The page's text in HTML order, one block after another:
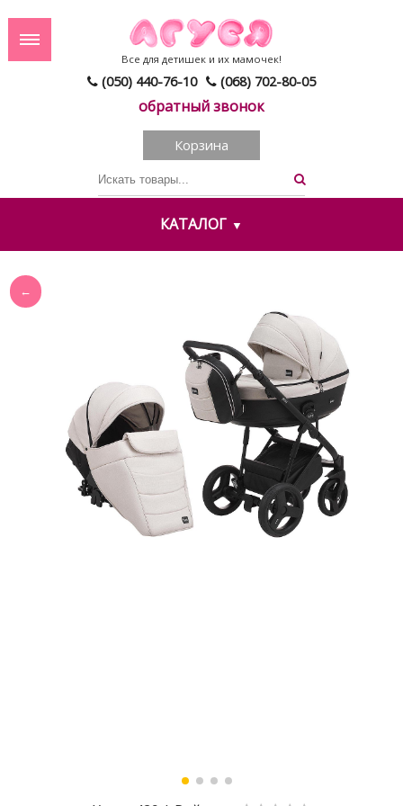
(050) 440-76-10 (068) 702-80-05
обратный звонок
Все для детишек и их мамочек!
Корзина
КАТАЛОГ